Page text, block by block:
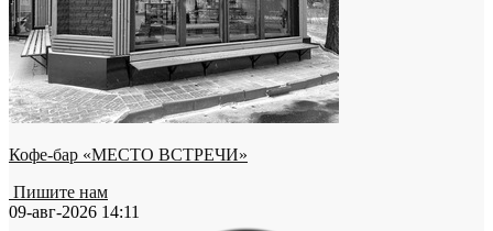
Кофе-бар «МЕСТО ВСТРЕЧИ»
Пишите нам
09-авг-2026 14:11